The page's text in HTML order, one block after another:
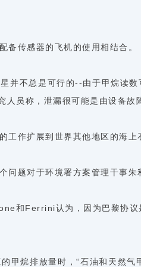
备传感器的飞机的使用相结合。
并不总是可行的--由于甲烷读
员称，泄漏很可能是由设备故
作扩展到世界其他地区的海上
问题对于环境署方案管理干事
和Ferrini认为，因为巴黎协
甲烷排放量时，“石油和天然